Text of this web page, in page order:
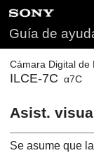
Guía de
Cámara Digital de
ILCE-7C α7C
Asist.
Se asume que